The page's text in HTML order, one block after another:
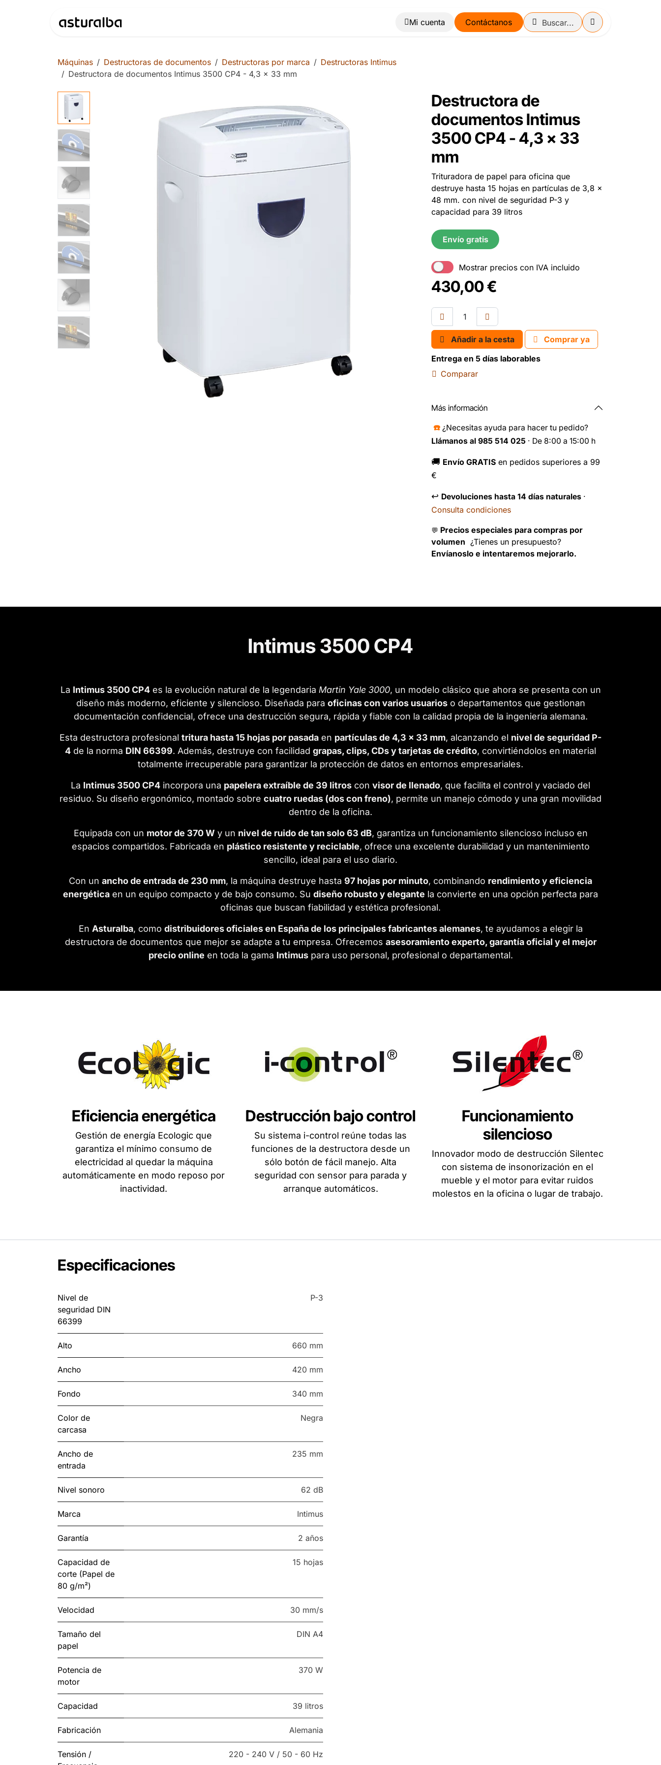
Blog Contáctanos
Máquinas Destructoras de documentos Destructoras por marca
Destructoras Intimus
Destructora de documentos Intimus 3500 CP4 - 4,3 x 33 mm
Destructora de
documentos Intimus
3500 CP4 - 4,3 x 33
mm
Trituradora de papel para oficina que
destruye hasta 15 hojas en partículas de 3,8 x
48 mm. con nivel de seguridad P-3 y
capacidad para 39 litros
Envío gratis
Mostrar precios con IVA incluido
430,00€
Añadir a la cesta
Comprar ya
Entrega en 5 días laborables
Comparar
Más información
☎️ ¿Necesitas ayuda para hacer tu pedido?
Llámanos al 985 514 025 · De 8:00 a 15:00 h
🚚 Envío GRATIS en pedidos superiores a 99
€
↩️ Devoluciones hasta 14 días naturales ·
Consulta condiciones
💬 Precios especiales para compras por
volumen ¿Tienes un presupuesto?
Envíanoslo e intentaremos mejorarlo.
Intimus 3500 CP4
La Intimus 3500 CP4es la evolución natural de la legendaria Martin Yale 3000, un modelo clásico que ahora se presenta con un
diseño más moderno, eficiente y silencioso. Diseñada para oficinas con varios usuarioso departamentos que gestionan
documentación confidencial, ofrece una destrucción segura, rápida y fiable con la calidad propia de la ingeniería alemana.
Esta destructora profesional tritura hasta 15 hojas por pasada en partículas de 4,3 x 33 mm, alcanzando el nivel de seguridad P-
4 de la norma DIN 66399. Además, destruye con facilidad grapas, clips, CDs y tarjetas de crédito, convirtiéndolos en material
totalmente irrecuperable para garantizar la protección de datos en entornos empresariales.
La Intimus 3500 CP4 incorpora una papelera extraíble de 39 litros con visor de llenado, que facilita el control y vaciado del
residuo. Su diseño ergonómico, montado sobre cuatro ruedas (dos con freno), permite un manejo cómodo y una gran movilidad
dentro de la oficina.
Equipada con un motor de 370 W y un nivel de ruido de tan solo 63 dB, garantiza un funcionamiento silencioso incluso en
espacios compartidos. Fabricada en plástico resistente y reciclable, ofrece una excelente durabilidad y un mantenimiento
sencillo, ideal para el uso diario.
Con un ancho de entrada de 230 mm, la máquina destruye hasta 97 hojas por minuto, combinando rendimiento y eficiencia
energética en un equipo compacto y de bajo consumo. Su diseño robusto y elegante la convierte en una opción perfecta para
oficinas que buscan fiabilidad y estética profesional.
En Asturalba, como distribuidores oficiales en España de los principales fabricantes alemanes, te ayudamos a elegir la
destructora de documentos que mejor se adapte a tu empresa. Ofrecemos asesoramiento experto, garantía oficial y el mejor
precio online en toda la gama Intimuspara uso personal, profesional o departamental.
Eficiencia energética
Gestión de energía Ecologic que
garantiza el mínimo consumo de
electricidad al quedar la máquina
automáticamente en modo reposo por
inactividad.
Destrucción bajo control
Su sistema i-control reúne todas las
funciones de la destructora desde un
sólo botón de fácil manejo. Alta
seguridad con sensor para parada y
arranque automáticos.
Funcionamiento
silencioso
Innovador modo de destrucción Silentec
con sistema de insonorización en el
mueble y el motor para evitar ruidos
molestos en la oficina o lugar de trabajo.
Especificaciones
Nivel de
seguridad DIN
66399
P-3
Alto 660 mm
Ancho 420 mm
Fondo 340 mm
Color de
carcasa
Negra
Ancho de
entrada
235 mm
Nivel sonoro 62 dB
Marca Intimus
Garantía 2 años
Capacidad de
corte (Papel de
80 g/m²)
15 hojas
Velocidad 30 mm/s
Tamaño del
papel
DIN A4
Potencia de
motor
370 W
Capacidad 39 litros
Fabricación Alemania
Tensión /
220 - 240 V / 50 - 60 Hz